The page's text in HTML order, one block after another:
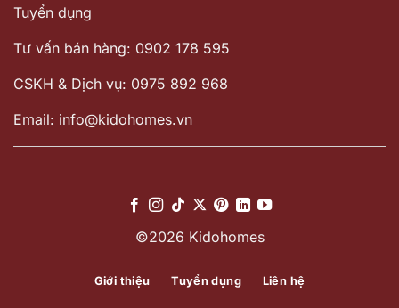
Tuyển dụng
Tư vấn bán hàng: 0902 178 595
CSKH & Dịch vụ: 0975 892 968
Email: info@kidohomes.vn
©2026 Kidohomes
Giới thiệu Tuyển dụng Liên hệ